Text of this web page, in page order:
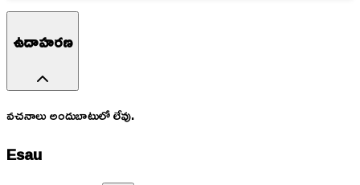
ఉదాహరణ
వచనాలు అందుబాటులో లేవు.
Esau